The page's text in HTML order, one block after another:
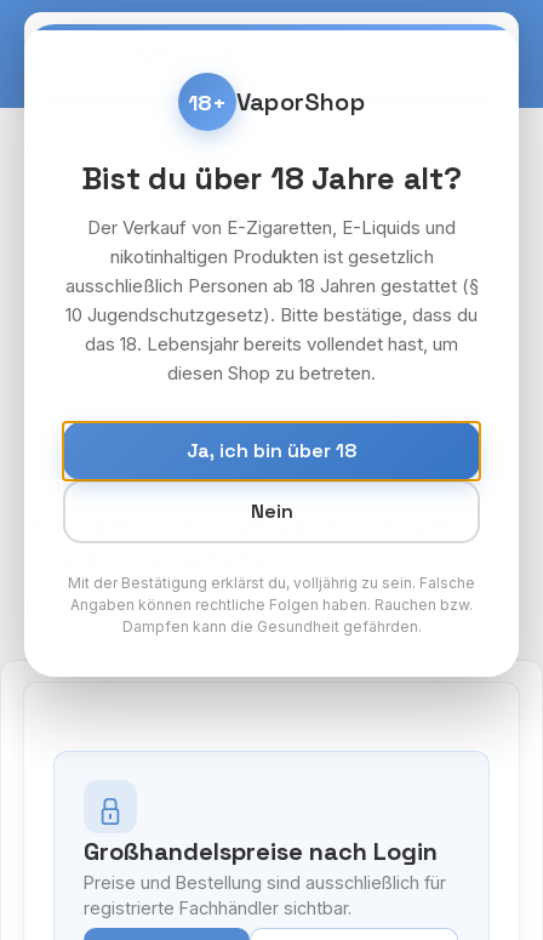
Zum Hauptinhalt springen
Bildergalerie überspringen
10x Salt Switch Mr. Jack 20mg/ml
SALT Switch Paket
Großhandelspreise nach Login
Preise und Bestellung sind ausschließlich für
registrierte Fachhändler sichtbar.
18+ VaporShop
Bist du über 18 Jahre alt?
Der Verkauf von E-Zigaretten, E-Liquids und
nikotinhaltigen Produkten ist gesetzlich
ausschließlich Personen ab 18 Jahren gestattet (§
10 Jugendschutzgesetz). Bitte bestätige, dass du
das 18. Lebensjahr bereits vollendet hast, um
diesen Shop zu betreten.
Ja, ich bin über 18
Nein
Mit der Bestätigung erklärst du, volljährig zu sein. Falsche
Angaben können rechtliche Folgen haben. Rauchen bzw.
Dampfen kann die Gesundheit gefährden.